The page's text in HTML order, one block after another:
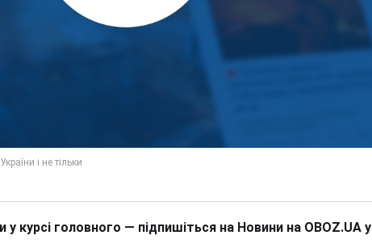
курсі головного — підпишіться на Новини на OBOZ.UA у